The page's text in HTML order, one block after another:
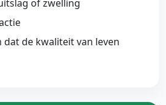
of zwelling
dat de kwaliteit van leven